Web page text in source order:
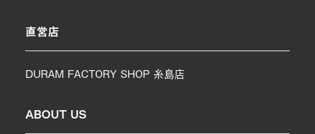
直営店
DURAM FACTORY SHOP 糸島店
ABOUT US